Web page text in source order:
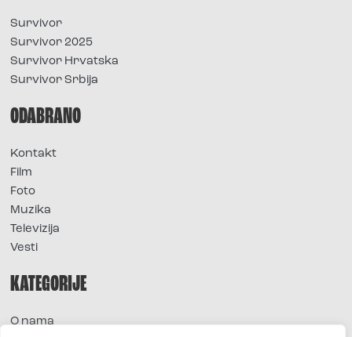
Survivor
Survivor 2025
Survivor Hrvatska
Survivor Srbija
ODABRANO
Kontakt
Film
Foto
Muzika
Televizija
Vesti
KATEGORIJE
O nama